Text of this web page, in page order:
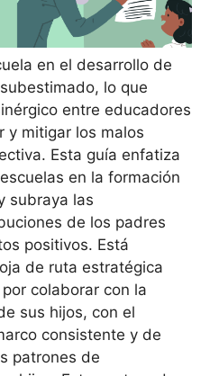
en el desarrollo de
lo que
entre educadores
y mitigar los malos
Esta guía enfatiza
en la formación
subraya las
de los padres
positivos. Está
de ruta estratégica
colaborar con la
sus hijos, con el
consistente y de
patrones de